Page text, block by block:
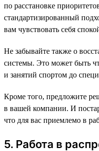
по расстановке
стандартизированный
вам чувствовать себя
Не забывайте также о
системы. Это может быть
и занятий спортом до
Кроме того, предложите
в вашей компании. И
что для вас приемлемо в
5. Работа в